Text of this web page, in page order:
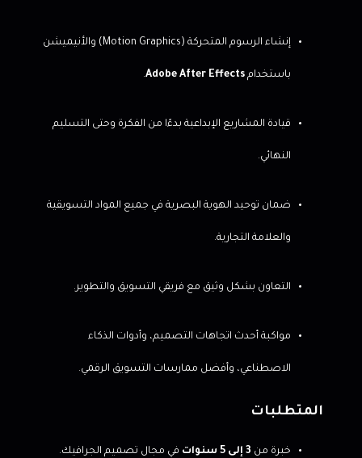
إنشاء الرسوم المتحركة (Motion Graphics) والأنيميشن
باستخدام Adobe After Effects
.
قيادة المشاريع الإبداعية بدءًا من الفكرة وحتى التسليم
النهائي.
ضمان توحيد الهوية البصرية في جميع المواد التسويقية
والعلامة التجارية.
التعاون بشكل وثيق مع فريقي التسويق والتطوير.
مواكبة أحدث اتجاهات التصميم، وأدوات الذكاء
الاصطناعي، وأفضل ممارسات التسويق الرقمي.
المتطلبات
خبرة من 3 إلى 5 سنوات في مجال تصميم الجرافيك.